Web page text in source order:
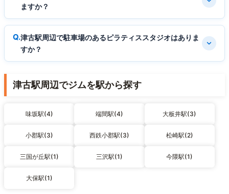
ますか？
津古駅周辺で駐車場のあるピラティススタジオはありま
すか？
津古駅周辺でジムを駅から探す
味坂駅(4) 端間駅(4) 大板井駅(3)
小郡駅(3) 西鉄小郡駅(3) 松崎駅(2)
三国が丘駅(1) 三沢駅(1) 今隈駅(1)
大保駅(1)